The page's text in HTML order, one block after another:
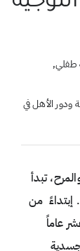
ودور الأهل في
تبدأ
إبتداءً من
عاماً